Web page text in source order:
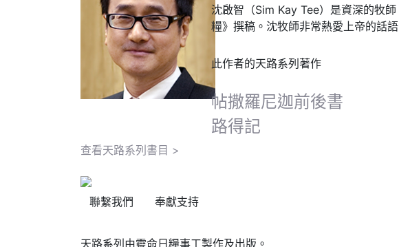
沈啟智（Sim Kay Tee）是資深的牧
糧》撰稿。沈牧師非常熱愛上帝的話
此作者的天路系列著作
帖撒羅尼迦前後書
路得記
查看天路系列書目 >
聯繫我們 奉獻支持
天路系列由靈命日糧事工製作及出版。